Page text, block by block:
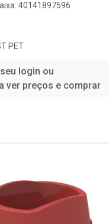
40141897596
PET
login ou
ver preços e comprar